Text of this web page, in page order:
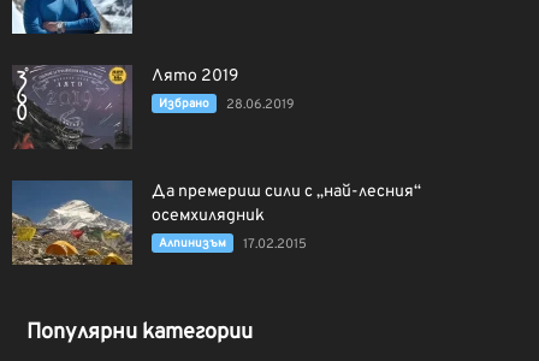
Лято 2019
Избрано 28.06.2019
Да премериш сили с „най-лесния“
осемхилядник
Алпинизъм 17.02.2015
Популярни категории